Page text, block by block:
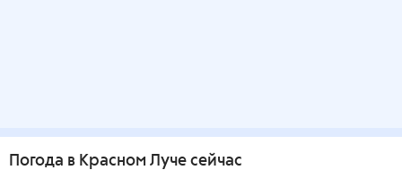
Погода в Красном Луче сейчас